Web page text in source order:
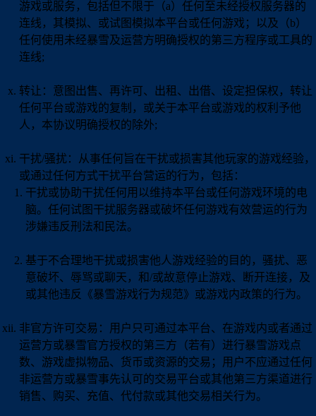
游戏或服务，包括但不限于（a）任何至未经授权服务器的
连线，其模拟、或试图模拟本平台或任何游戏；以及（b）
任何使用未经暴雪及运营方明确授权的第三方程序或工具的
连线;
转让：意图出售、再许可、出租、出借、设定担保权，转让
任何平台或游戏的复制，或关于本平台或游戏的权利予他
人，本协议明确授权的除外;
干扰/骚扰：从事任何旨在干扰或损害其他玩家的游戏经验，
或通过任何方式干扰平台营运的行为，包括：
干扰或协助干扰任何用以维持本平台或任何游戏环境的电
脑。任何试图干扰服务器或破坏任何游戏有效营运的行为
涉嫌违反刑法和民法。
基于不合理地干扰或损害他人游戏经验的目的，骚扰、恶
意破坏、辱骂或聊天，和/或故意停止游戏、断开连接，及
或其他违反《暴雪游戏行为规范》或游戏内政策的行为。
非官方许可交易：用户只可通过本平台、在游戏内或者通过
运营方或暴雪官方授权的第三方（若有）进行暴雪游戏点
数、游戏虚拟物品、货币或资源的交易；用户不应通过任何
非运营方或暴雪事先认可的交易平台或其他第三方渠道进行
销售、购买、充值、代付款或其他交易相关行为。